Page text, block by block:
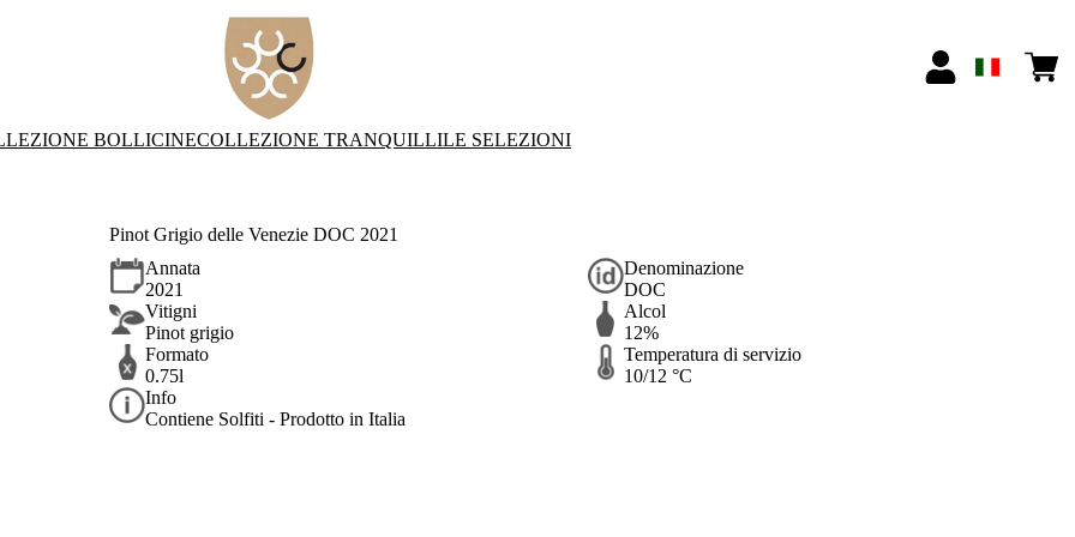
BOLLICINECOLLEZIONE TRANQUILLILE SELEZIONI
Pinot Grigio delle Venezie DOC 2021
Annata
2021
Denominazione
DOC
Vitigni
Pinot grigio
Alcol
12%
Formato
0.75l
Temperatura di servizio
10/12 °C
Info
Contiene Solfiti - Prodotto in Italia